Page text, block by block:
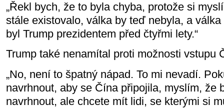
„Řekl bych, že to byla chyba, protože si
stále existovalo, válka by teď nebyla, a
byl Trump prezidentem před čtyřmi lety.“
Trump také nenamítal proti možnosti vstupu
„No, není to špatný nápad. To mi nevadí.
navrhnout, aby se Čína připojila, myslím, že
navrhnout, ale chcete mít lidi, se kterými si